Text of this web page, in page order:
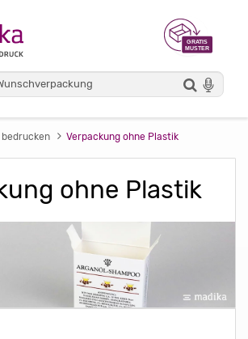
Verpackung ohne Plastik
ohne Plastik